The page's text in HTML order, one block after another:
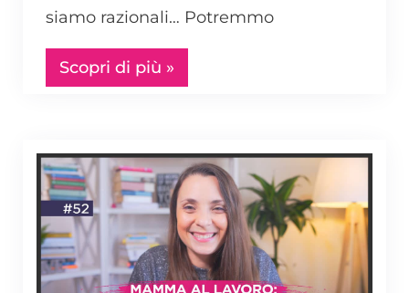
siamo razionali… Potremmo
Scopri di più »